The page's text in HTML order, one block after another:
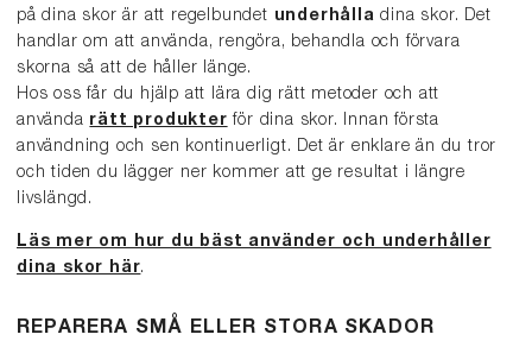
på dina skor är att regelbundet underhålla dina skor. Det
handlar om att använda, rengöra, behandla och förvara
skorna så att de håller länge.
Hos oss får du hjälp att lära dig rätt metoder och att
använda rätt produkter för dina skor. Innan första
användning och sen kontinuerligt. Det är enklare än du tror
och tiden du lägger ner kommer att ge resultat i längre
livslängd.
Läs mer om hur du bäst använder och underhåller
dina skor här.
REPARERA SMÅ ELLER STORA SKADOR